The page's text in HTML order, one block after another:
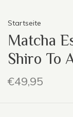
Startseite
Matcha
Shiro To
€49,95